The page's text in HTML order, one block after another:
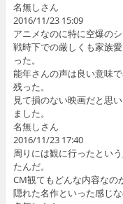
名無しさん
2016/11/23 15:09
アニメなのに特に空爆の
戦時下での厳しくも家族
った。
能年さんの声は良い意味
残った。
見て損のない映画だと思
ました。
名無しさん
2016/11/23 17:40
周りには観に行ったとい
たんだ。
CM観てもどんな内容な
隠れた名作といった感じな